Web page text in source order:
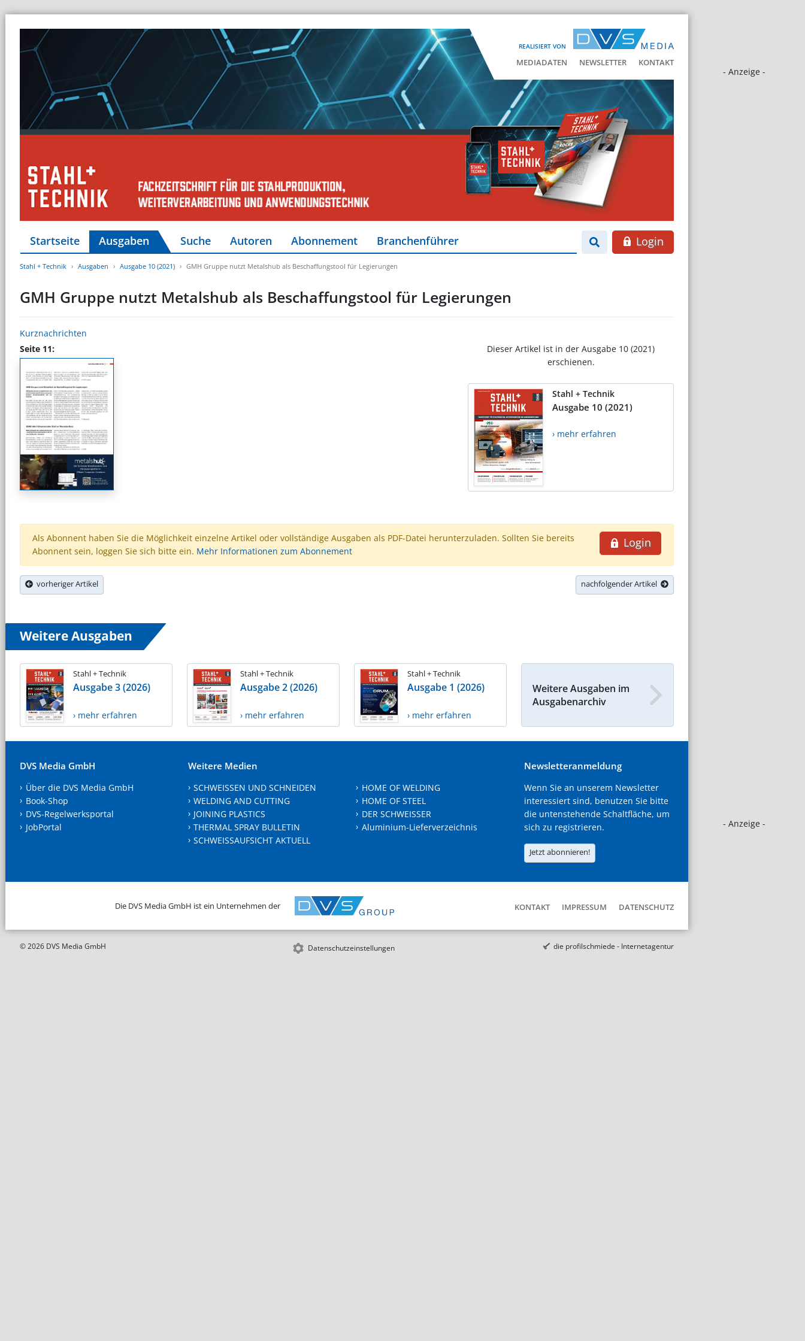
REALISIERT VON
MEDIADATEN NEWSLETTER KONTAKT
- Anzeige -
- Anzeige -
Startseite Ausgaben Suche Autoren Abonnement Branchenführer Login
Stahl + Technik Ausgaben Ausgabe 10 (2021) GMH Gruppe nutzt Metalshub als Beschaffungstool für Legierungen
GMH Gruppe nutzt Metalshub als Beschaffungstool für Legierungen
Kurznachrichten
Seite 11:
Dieser Artikel ist in der Ausgabe 10 (2021)
erschienen.
Stahl + Technik
Ausgabe 10 (2021)
› mehr erfahren
Login
Als Abonnent haben Sie die Möglichkeit einzelne Artikel oder vollständige Ausgaben als PDF-Datei herunterzuladen. Sollten Sie bereits
Abonnent sein, loggen Sie sich bitte ein. Mehr Informationen zum Abonnement
vorheriger Artikel nachfolgender Artikel
Weitere Ausgaben
Stahl + Technik
Ausgabe 3 (2026)
› mehr erfahren
Stahl + Technik
Ausgabe 2 (2026)
› mehr erfahren
Stahl + Technik
Ausgabe 1 (2026)
› mehr erfahren
Weitere Ausgaben im
Ausgabenarchiv
DVS Media GmbH
Über die DVS Media GmbH
Book-Shop
DVS-Regelwerksportal
JobPortal
Weitere Medien
SCHWEISSEN UND SCHNEIDEN
WELDING AND CUTTING
JOINING PLASTICS
THERMAL SPRAY BULLETIN
SCHWEISSAUFSICHT AKTUELL
HOME OF WELDING
HOME OF STEEL
DER SCHWEISSER
Aluminium-Lieferverzeichnis
Newsletteranmeldung
Wenn Sie an unserem Newsletter
interessiert sind, benutzen Sie bitte
die untenstehende Schaltfläche, um
sich zu registrieren.
Jetzt abonnieren!
Die DVS Media GmbH ist ein Unternehmen der KONTAKT IMPRESSUM DATENSCHUTZ
© 2026 DVS Media GmbH Datenschutzeinstellungen die profilschmiede - Internetagentur